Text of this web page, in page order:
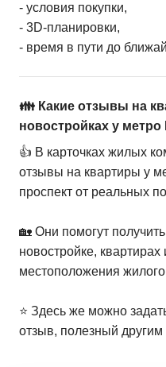
- условия покупки,
- 3D-планировки,
- время в пути до
👪 Какие отзывы на
новостройках у метро
👍 В карточках жилых
отзывы на квартиры у
проспект от реальных
🏡 Они помогут
новостройке, квартирах
местоположения
⭐️ Здесь же можно
отзыв, полезный другим